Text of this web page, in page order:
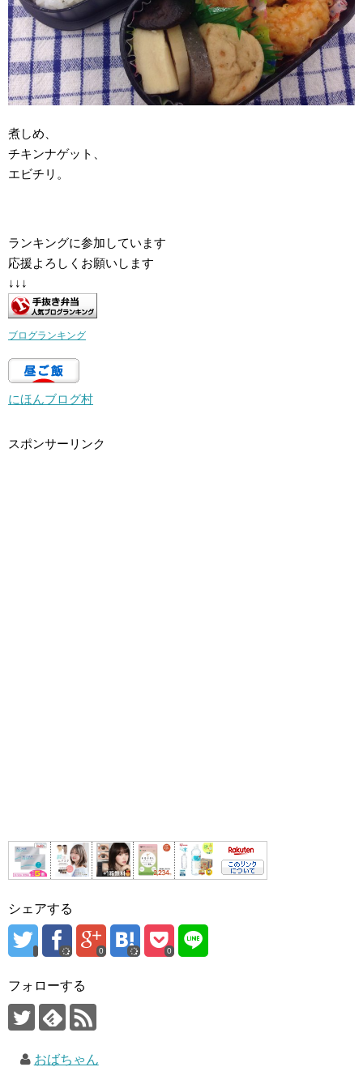
煮しめ、
チキンナゲット、
エビチリ。
ランキングに参加しています
応援よろしくお願いします
↓↓↓
ブログランキング
にほんブログ村
スポンサーリンク
シェアする
0 0
フォローする
おばちゃん